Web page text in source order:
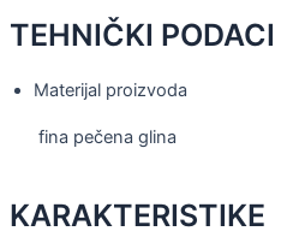
TEHNIČKI PODACI
Materijal proizvoda
fina pečena glina
KARAKTERISTIKE